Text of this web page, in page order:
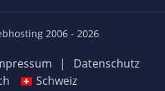
2006 - 2026
|
Datenschutz
Schweiz